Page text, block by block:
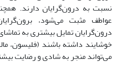
نسبت به درون‌گرایان دارند.
عواطف مثبت می‌شود،
درون‌گرایان تمایل بیشتری به
خوشایند داشته باشند (فلیسون،
می‌تواند منجر به شادی و رضایت